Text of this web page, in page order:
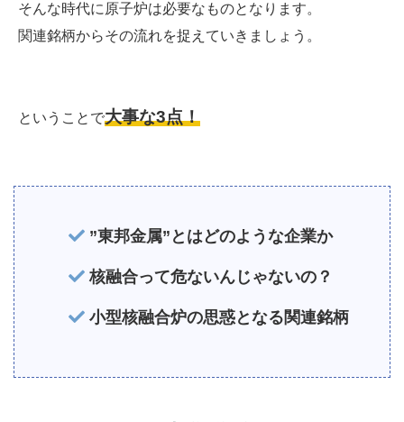
そんな時代に原子炉は必要なものとなります。
関連銘柄からその流れを捉えていきましょう。
ということで大事な3点！
”東邦金属”とはどのような企業か
核融合って危ないんじゃないの？
小型核融合炉の思惑となる関連銘柄